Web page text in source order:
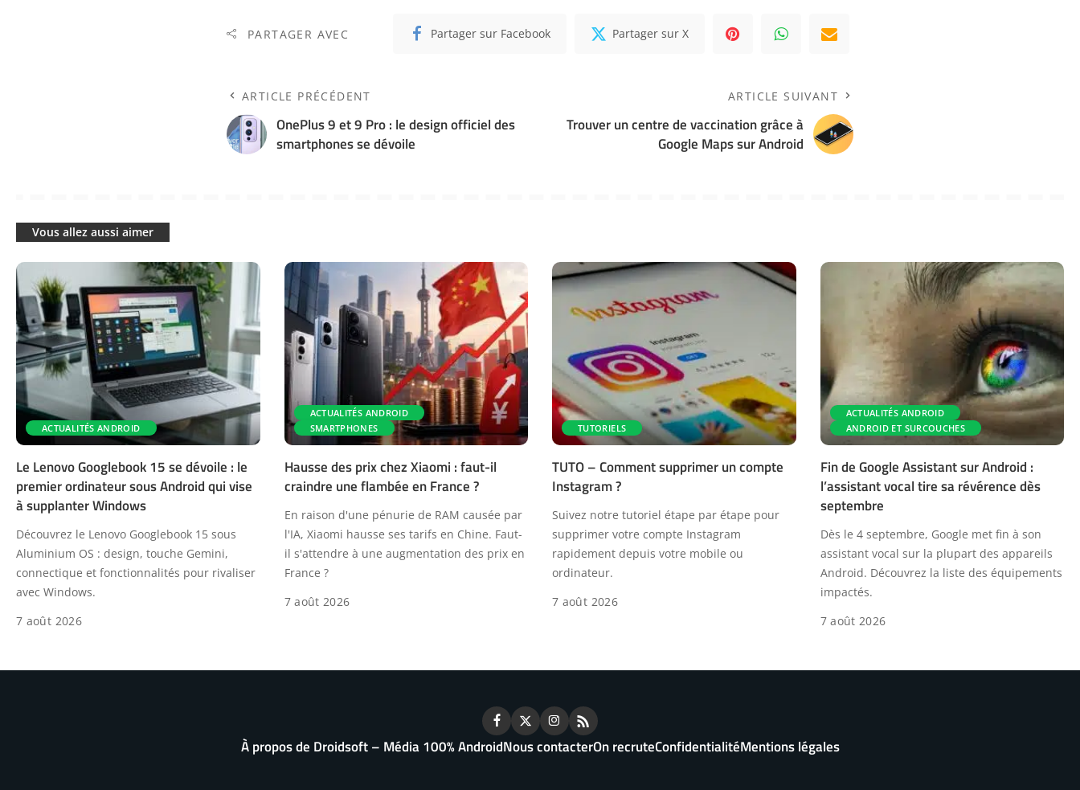
PARTAGER AVEC Partager sur Facebook Partager sur X
ARTICLE PRÉCÉDENT
OnePlus 9 et 9 Pro : le design officiel des
smartphones se dévoile
ARTICLE SUIVANT
Trouver un centre de vaccination grâce à
Google Maps sur Android
Vous allez aussi aimer
ACTUALITÉS ANDROID
Le Lenovo Googlebook 15 se dévoile : le
premier ordinateur sous Android qui vise
à supplanter Windows
Découvrez le Lenovo Googlebook 15 sous
Aluminium OS : design, touche Gemini,
connectique et fonctionnalités pour rivaliser
avec Windows.
7 août 2026
ACTUALITÉS ANDROID
SMARTPHONES
Hausse des prix chez Xiaomi : faut-il
craindre une flambée en France ?
En raison d'une pénurie de RAM causée par
l'IA, Xiaomi hausse ses tarifs en Chine. Faut-
il s'attendre à une augmentation des prix en
France ?
7 août 2026
TUTORIELS
TUTO – Comment supprimer un compte
Instagram ?
Suivez notre tutoriel étape par étape pour
supprimer votre compte Instagram
rapidement depuis votre mobile ou
ordinateur.
7 août 2026
ACTUALITÉS ANDROID
ANDROID ET SURCOUCHES
Fin de Google Assistant sur Android :
l’assistant vocal tire sa révérence dès
septembre
Dès le 4 septembre, Google met fin à son
assistant vocal sur la plupart des appareils
Android. Découvrez la liste des équipements
impactés.
7 août 2026
À propos de Droidsoft – Média 100% AndroidNous contacterOn recruteConfidentialitéMentions légales